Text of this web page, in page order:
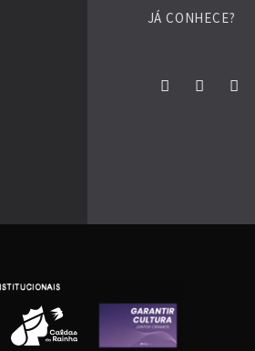
JÁ CONHECE?